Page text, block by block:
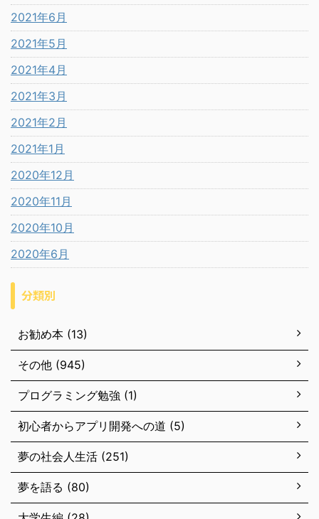
2021年6月
2021年5月
2021年4月
2021年3月
2021年2月
2021年1月
2020年12月
2020年11月
2020年10月
2020年6月
分類別
お勧め本 (13)
その他 (945)
プログラミング勉強 (1)
初心者からアプリ開発への道 (5)
夢の社会人生活 (251)
夢を語る (80)